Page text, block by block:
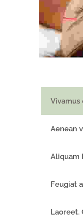
Vivamus
Aenean
Aliquam
Feugiat
Laoreet.